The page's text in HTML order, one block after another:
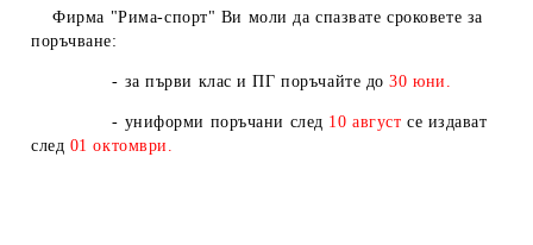
Фирма "Рима-спорт" Ви моли да спазвате сроковете за
поръчване:
- за първи клас и ПГ поръчайте до30 юни.
- униформи поръчани след 10 август се издават
след 01 октомври.